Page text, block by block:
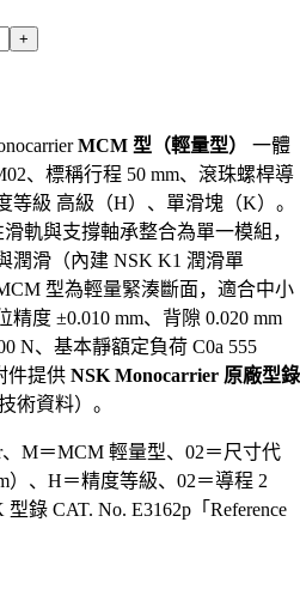
+
MCM 型（輕量型）
一體
、標稱行程 50 mm、滾珠螺桿導
等級 高級（H）、單滑塊（K）。
軌與支撐軸承整合為單一模組，
潤滑（內建 NSK K1 潤滑單
型為輕量緊湊斷面，適合中小
度 ±0.010 mm、背隙 0.020 mm
N、基本靜額定負荷 C0a 555
件提供 NSK Monocarrier 原廠型錄
術資料）。
M＝MCM 輕量型、02＝尺寸代
）、H＝精度等級、02＝導程 2
錄 CAT. No. E3162p「Reference